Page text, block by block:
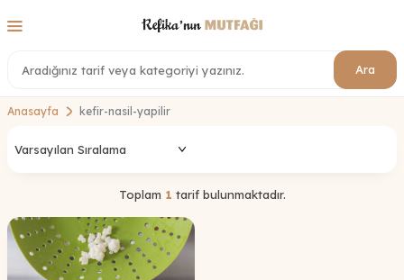
Ara
Anasayfa kefir-nasil-yapilir
Toplam 1 tarif bulunmaktadır.